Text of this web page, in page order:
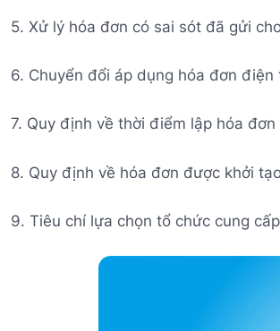
5. Xử lý hóa đơn có sai sót đã gửi
6. Chuyển đổi áp dụng hóa đơn
7. Quy định về thời điểm lập hóa
8. Quy định về hóa đơn được khởi
9. Tiêu chí lựa chọn tổ chức cung